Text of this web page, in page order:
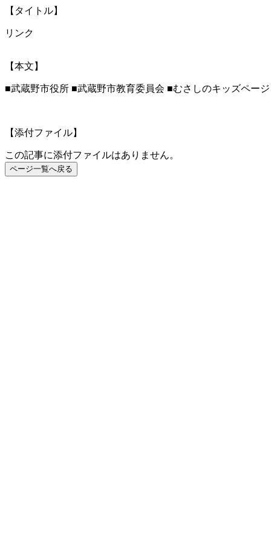
【タイトル】
リンク
【本文】
■武蔵野市役所 ■武蔵野市教育委員会 ■むさしのキッズペー
【添付ファイル】
この記事に添付ファイルはありません。